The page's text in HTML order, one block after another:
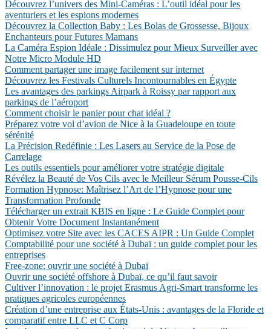
Découvrez l’univers des Mini-Caméras : L’outil idéal pour les
aventuriers et les espions modernes
Découvrez la Collection Baby : Les Bolas de Grossesse, Bijoux
Enchanteurs pour Futures Mamans
La Caméra Espion Idéale : Dissimulez pour Mieux Surveiller avec
Notre Micro Module HD
Comment partager une image facilement sur internet
Découvrez les Festivals Culturels Incontournables en Égypte
Les avantages des parkings Airpark à Roissy par rapport aux
parkings de l’aéroport
Comment choisir le panier pour chat idéal ?
Préparez votre vol d’avion de Nice à la Guadeloupe en toute
sérénité
La Précision Redéfinie : Les Lasers au Service de la Pose de
Carrelage
Les outils essentiels pour améliorer votre stratégie digitale
Révélez la Beauté de Vos Cils avec le Meilleur Sérum Pousse-Cils
Formation Hypnose: Maîtrisez l’Art de l’Hypnose pour une
Transformation Profonde
Télécharger un extrait KBIS en ligne : Le Guide Complet pour
Obtenir Votre Document Instantanément
Optimisez votre Site avec les CACES AIPR : Un Guide Complet
Comptabilité pour une société à Dubaï : un guide complet pour les
entreprises
Free-zone: ouvrir une société à Dubaï
Ouvrir une société offshore à Dubaï, ce qu’il faut savoir
Cultiver l’innovation : le projet Erasmus Agri-Smart transforme les
pratiques agricoles européennes
Création d’une entreprise aux États-Unis : avantages de la Floride et
comparatif entre LLC et C Corp